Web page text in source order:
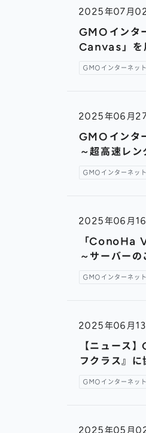
2025年07月
GMOインタ
Canvas」を
GMOインターネッ
2025年06月
GMOインタ
～超高速レ
GMOインターネッ
2025年06月16
「ConoHa
～サーバー
GMOインターネッ
2025年06月13
【ニュース
フクラス』
GMOインターネッ
2025年05月